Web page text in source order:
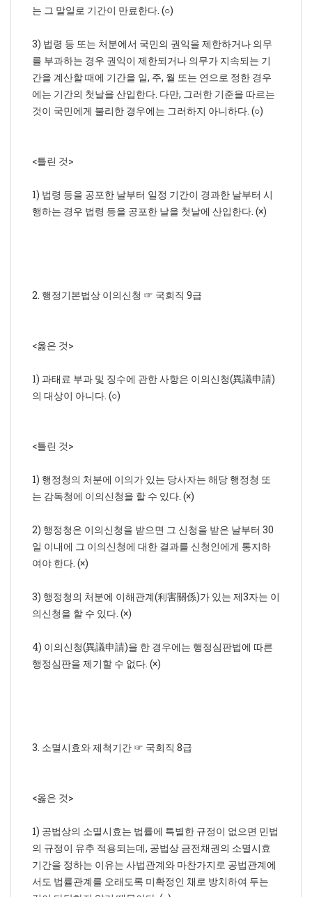
는 그 말일로 기간이 만료한다. (○)
3) 법령 등 또는 처분에서 국민의 권익을 제한하거나 의무
를 부과하는 경우 권익이 제한되거나 의무가 지속되는 기
간을 계산할 때에 기간을 일, 주, 월 또는 연으로 정한 경우
에는 기간의 첫날을 산입한다. 다만, 그러한 기준을 따르는
것이 국민에게 불리한 경우에는 그러하지 아니하다. (○)
<틀린 것>
1) 법령 등을 공포한 날부터 일정 기간이 경과한 날부터 시
행하는 경우 법령 등을 공포한 날을 첫날에 산입한다. (×)
2. 행정기본법상 이의신청 ☞ 국회직 9급
<옳은 것>
1) 과태료 부과 및 징수에 관한 사항은 이의신청(異議申請)
의 대상이 아니다. (○)
<틀린 것>
1) 행정청의 처분에 이의가 있는 당사자는 해당 행정청 또
는 감독청에 이의신청을 할 수 있다. (×)
2) 행정청은 이의신청을 받으면 그 신청을 받은 날부터 30
일 이내에 그 이의신청에 대한 결과를 신청인에게 통지하
여야 한다. (×)
3) 행정청의 처분에 이해관계(利害關係)가 있는 제3자는 이
의신청을 할 수 있다. (×)
4) 이의신청(異議申請)을 한 경우에는 행정심판법에 따른
행정심판을 제기할 수 없다. (×)
3. 소멸시효와 제척기간 ☞ 국회직 8급
<옳은 것>
1) 공법상의 소멸시효는 법률에 특별한 규정이 없으면 민법
의 규정이 유추 적용되는데, 공법상 금전채권의 소멸시효
기간을 정하는 이유는 사법관계와 마찬가지로 공법관계에
서도 법률관계를 오래도록 미확정인 채로 방치하여 두는